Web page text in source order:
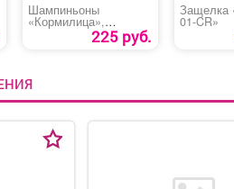
Шампиньоны
«Кормилица»,
резаные 225 руб.
Защелка
01-CR»